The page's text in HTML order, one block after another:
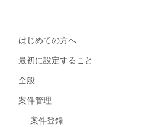
はじめての方へ
最初に設定すること
全般
案件管理
案件登録